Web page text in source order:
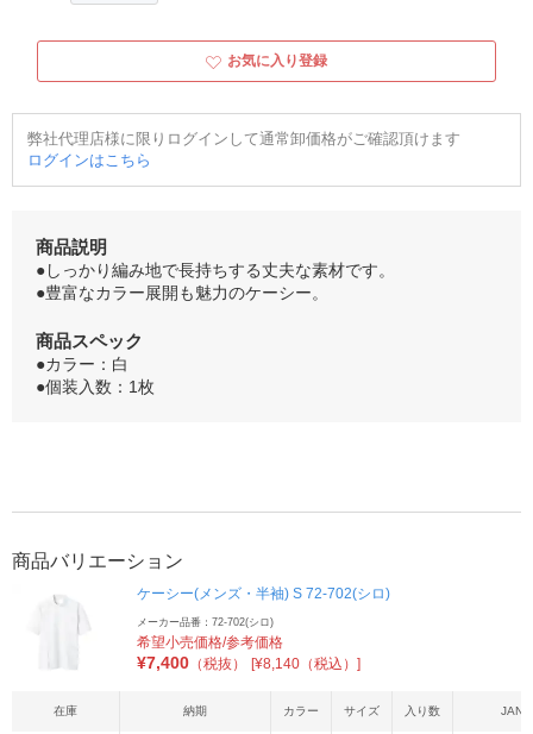
お気に入り登録
弊社代理店様に限りログインして通常卸価格がご確認頂けます
ログインはこちら
商品説明
●しっかり編み地で長持ちする丈夫な素材です。
●豊富なカラー展開も魅力のケーシー。
商品スペック
●カラー：白
●個装入数：1枚
商品バリエーション
ケーシー(メンズ・半袖) S 72-702(シロ)
メーカー品番：72-702(シロ)
希望小売価格/参考価格
¥7,400 （税抜） [¥8,140（税込）]
在庫 納期 カラー サイズ 入り数 JAN